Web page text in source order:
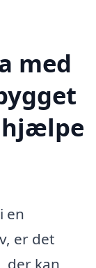
med
hjælpe
en
er det
der kan